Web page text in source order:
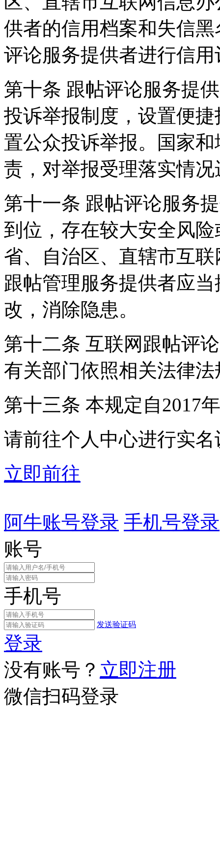
供者的信用档案和失信
评论服务提供者进行信用
第十条 跟帖评论服务提
投诉举报制度，设置便
置公众投诉举报。国家
责，对举报受理落实情
第十一条 跟帖评论服务
到位，存在较大安全风
省、自治区、直辖市互
跟帖管理服务提供者应
改，消除隐患。
第十二条 互联网跟帖评
有关部门依照相关法律
第十三条 本规定自2017
请前往个人中心进行实名
立即前往
阿牛账号登录 手机号登录
账号
手机号
发送验证码
登录
没有账号？ 立即注册
微信扫码登录